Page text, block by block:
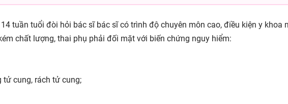
tuần tuổi đòi hỏi bác sĩ bác sĩ có trình độ chuyên môn cao, điều kiện y khoa
chất lượng, thai phụ phải đối mặt với biến chứng nguy hiểm:
tử cung, rách tử cung;